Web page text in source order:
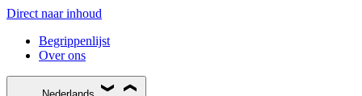
Direct naar inhoud
Begrippenlijst
Over ons